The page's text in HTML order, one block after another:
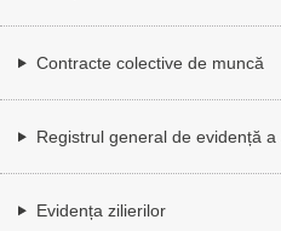
Contracte colective de muncă
Registrul general de evidență
Evidența zilierilor